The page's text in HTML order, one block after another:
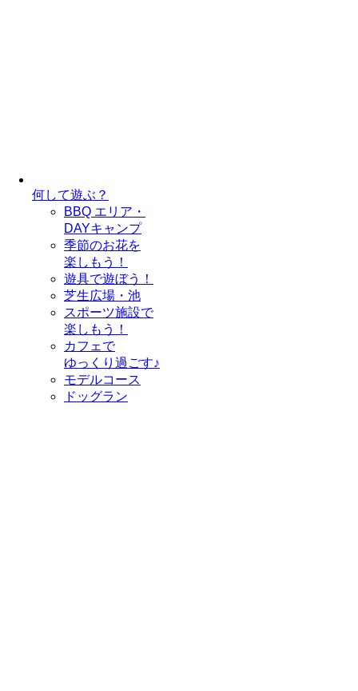
何して遊ぶ？
BBQ エリア・
DAYキャンプ
季節のお花を
楽しもう！
遊具で遊ぼう！
芝生広場・池
スポーツ施設で
楽しもう！
カフェで
ゆっくり過ごす♪
モデルコース
ドッグラン